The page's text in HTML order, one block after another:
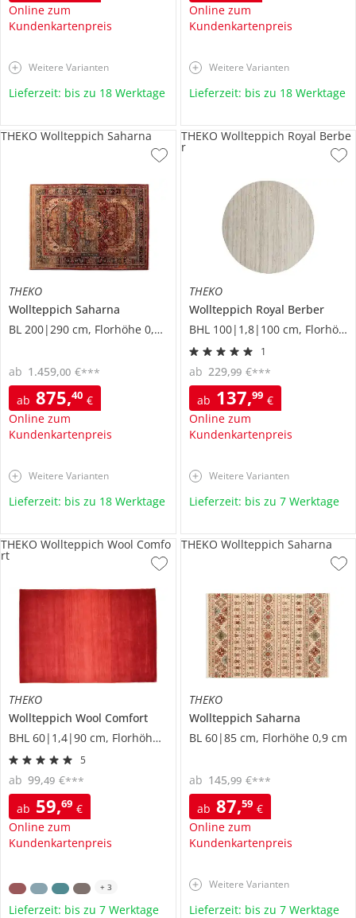
Online zum
Kundenkartenpreis
Weitere Varianten
Lieferzeit: bis zu 18 Werktage
Online zum
Kundenkartenpreis
Weitere Varianten
Lieferzeit: bis zu 18 Werktage
THEKO
Wollteppich Saharna
BL 200|290 cm, Florhöhe 0,9 cm
ab 875,40 €
Online zum
Kundenkartenpreis
ab 1.459,00 €***
THEKO Wollteppich Saharna
Weitere Varianten
Lieferzeit: bis zu 18 Werktage
THEKO
Wollteppich Royal Berber
BHL 100|1,8|100 cm, Florhöhe 1,6 cm
1
ab 137,99 €
Online zum
Kundenkartenpreis
ab 229,99 €***
THEKO Wollteppich Royal Berbe
r
Weitere Varianten
Lieferzeit: bis zu 7 Werktage
THEKO
Wollteppich Wool Comfort
BHL 60|1,4|90 cm, Florhöhe 1,2 cm
5
ab 59,69 €
Online zum
Kundenkartenpreis
ab 99,49 €***
THEKO Wollteppich Wool Comfo
rt
+ 3
Lieferzeit: bis zu 7 Werktage
THEKO
Wollteppich Saharna
BL 60|85 cm, Florhöhe 0,9 cm
ab 87,59 €
Online zum
Kundenkartenpreis
ab 145,99 €***
THEKO Wollteppich Saharna
Weitere Varianten
Lieferzeit: bis zu 7 Werktage